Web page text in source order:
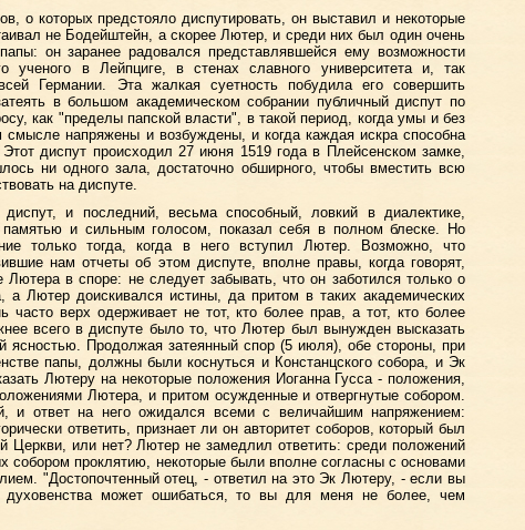
о которых предстояло диспутировать, он выставил и некоторые
не Бодейштейн, а скорее Лютер, и среди них был один очень
он заранее радовался представлявшейся ему возможности
ученого в Лейпциге, в стенах славного университета и, так
Германии. Эта жалкая суетность побудила его совершить
в большом академическом собрании публичный диспут по
как "пределы папской власти", в такой период, когда умы и без
смысле напряжены и возбуждены, и когда каждая искра способна
диспут происходил 27 июня 1519 года в Плейсенском замке,
ни одного зала, достаточно обширного, чтобы вместить всю
на диспуте.
и последний, весьма способный, ловкий в диалектике,
памятью и сильным голосом, показал себя в полном блеске. Но
только тогда, когда в него вступил Лютер. Возможно, что
нам отчеты об этом диспуте, вполне правы, когда говорят,
Лютера в споре: не следует забывать, что он заботился только о
а Лютер доискивался истины, да притом в таких академических
часто верх одерживает не тот, кто более прав, а тот, кто более
всего в диспуте было то, что Лютер был вынужден высказать
ясностью. Продолжая затеянный спор (5 июля), обе стороны, при
папы, должны были коснуться и Констанцского собора, и Эк
Лютеру на некоторые положения Иоганна Гусса - положения,
Лютера, и притом осужденные и отвергнутые собором.
и ответ на него ожидался всеми с величайшим напряжением:
ответить, признает ли он авторитет соборов, который был
или нет? Лютер не замедлил ответить: среди положений
собором проклятию, некоторые были вполне согласны с основами
"Достопочтенный отец, - ответил на это Эк Лютеру, - если вы
духовенства может ошибаться, то вы для меня не более, чем